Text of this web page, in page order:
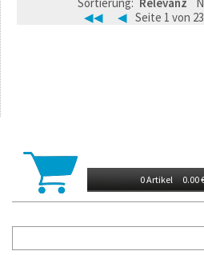
0 Artikel 0.00
◀◀
◀ Seite 1 von 23